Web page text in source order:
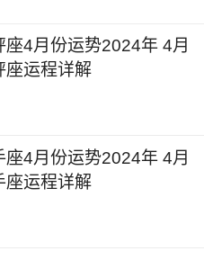
座4月份运势2024年 4月
座运程详解
座4月份运势2024年 4月
座运程详解